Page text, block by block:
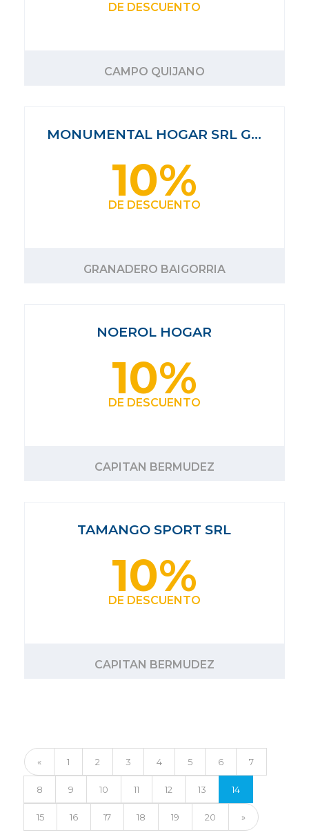
DE DESCUENTO
CAMPO QUIJANO
MONUMENTAL HOGAR SRL G…
10%
DE DESCUENTO
GRANADERO BAIGORRIA
NOEROL HOGAR
10%
DE DESCUENTO
CAPITAN BERMUDEZ
TAMANGO SPORT SRL
10%
DE DESCUENTO
CAPITAN BERMUDEZ
« 1 2 3 4 5 6 7
8 9 10 11 12 13 14
15 16 17 18 19 20 »